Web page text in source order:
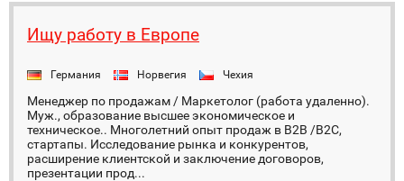
Ищу работу в Европе
Германия Норвегия Чехия
Менеджер по продажам / Маркетолог (работа удаленно).
Муж., образование высшее экономическое и
техническое.. Многолетний опыт продаж в B2B /B2C,
стартапы. Исследование рынка и конкурентов,
расширение клиентской и заключение договоров,
презентации прод...